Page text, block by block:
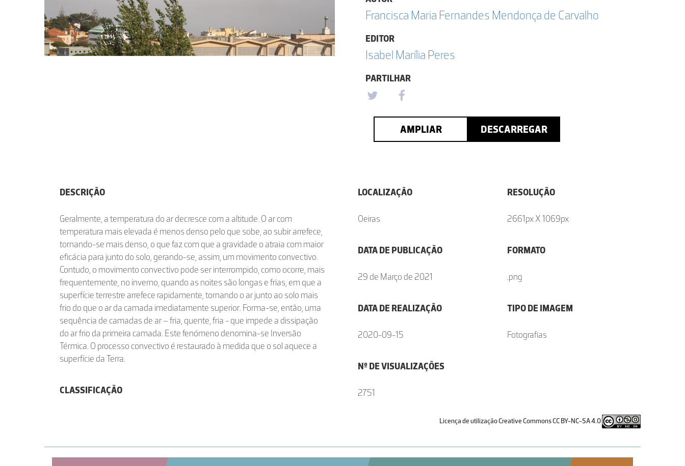
Francisca Maria Fernandes Mendonça de Carvalho
EDITOR
Isabel Marília Peres
PARTILHAR
AMPLIAR DESCARREGAR
DESCRIÇÃO
Geralmente, a temperatura do ar decresce com a altitude. O ar com
temperatura mais elevada é menos denso pelo que sobe, ao subir arrefece,
tornando-se mais denso, o que faz com que a gravidade o atraia com maior
eficácia para junto do solo, gerando-se, assim, um movimento convectivo.
Contudo, o movimento convectivo pode ser interrompido, como ocorre, mais
frequentemente, no inverno, quando as noites são longas e frias, em que a
superfície terrestre arrefece rapidamente, tornando o ar junto ao solo mais
frio do que o ar da camada imediatamente superior. Forma-se, então, uma
sequência de camadas de ar – fria, quente, fria - que impede a dissipação
do ar frio da primeira camada. Este fenómeno denomina-se Inversão
Térmica. O processo convectivo é restaurado à medida que o sol aquece a
superfície da Terra.
CLASSIFICAÇÃO
LOCALIZAÇÃO
Oeiras
DATA DE PUBLICAÇÃO
29 de Março de 2021
DATA DE REALIZAÇÃO
2020-09-15
Nº DE VISUALIZAÇÕES
2751
RESOLUÇÃO
2661px X 1069px
FORMATO
.png
TIPO DE IMAGEM
Fotografias
Licença de utilização Creative Commons CC BY-NC-SA 4.0